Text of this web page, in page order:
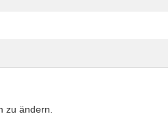
zu ändern.